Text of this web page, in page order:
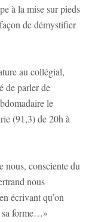
à la mise sur pieds
de démystifier
au collégial,
de parler de
le
(91,3) de 20h à
nous, consciente du
nous
écrivant qu’on
sa forme…»